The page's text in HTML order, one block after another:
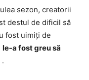
sezon, creatorii
destul de dificil să
fost uimiți de
le-a fost greu să
.